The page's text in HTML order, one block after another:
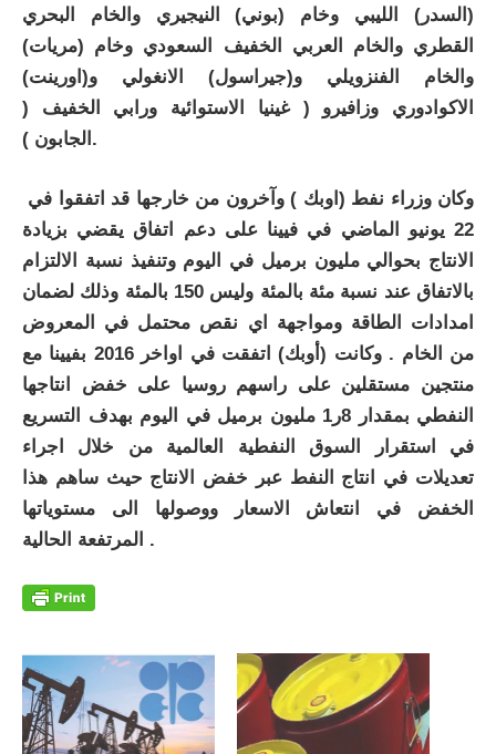
(السدر) الليبي وخام (بوني) النيجيري والخام البحري
القطري والخام العربي الخفيف السعودي وخام (مريات)
والخام الفنزويلي و(جيراسول) الانغولي و(اورينت)
الاكوادوري وزافيرو ( غينيا الاستوائية ورابي الخفيف (
الجابون ).
22 يونيو الماضي في فيينا على دعم اتفاق يقضي بزيادة
الانتاج بحوالي مليون برميل في اليوم وتنفيذ نسبة الالتزام
بالاتفاق عند نسبة مئة بالمئة وليس 150 بالمئة وذلك لضمان
امدادات الطاقة ومواجهة اي نقص محتمل في المعروض
من الخام . وكانت (أوبك) اتفقت في اواخر 2016 بفيينا مع
منتجين مستقلين على راسهم روسيا على خفض انتاجها
النفطي بمقدار 8ر1 مليون برميل في اليوم بهدف التسريع
في استقرار السوق النفطية العالمية من خلال اجراء
تعديلات في انتاج النفط عبر خفض الانتاج حيث ساهم هذا
الخفض في انتعاش الاسعار ووصولها الى مستوياتها
المرتفعة الحالية .